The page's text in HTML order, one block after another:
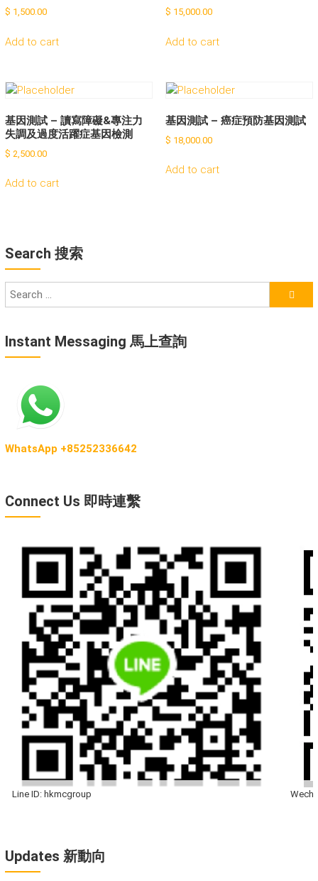
$ 1,500.00
Add to cart
$ 15,000.00
Add to cart
基因測試 – 讀寫障礙&專注力
失調及過度活躍症基因檢測
$ 2,500.00
Add to cart
基因測試 – 癌症預防基因測試
$ 18,000.00
Add to cart
Search 搜索
Instant Messaging 馬上查詢
WhatsApp +85252336642
Connect Us 即時連繫
Line ID: hkmcgroup
Updates 新動向